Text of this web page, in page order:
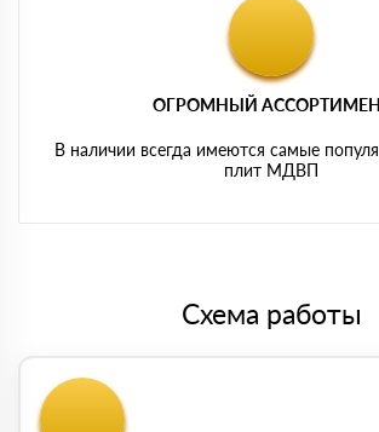
ОГРОМНЫЙ
В наличии всегда имеются самые
плит МДВП
Схема работы